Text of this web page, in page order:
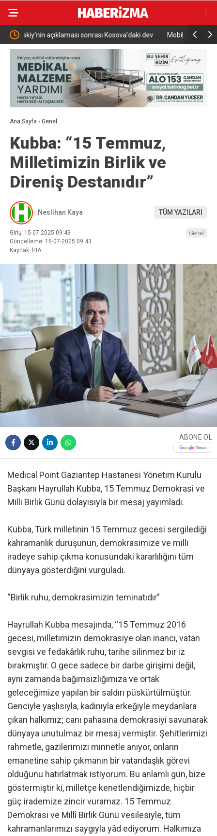
dev Mobilfest’in üçüncü durağı İznik AK
Ana Sayfa › Genel
Kubba: “15 Temmuz,
Milletimizin Birlik ve
Direniş Destanıdır”
Neslihan Kaya TÜM YAZILARI
Giriş: 15-07-2025 09:43
Güncelleme: 15-07-2025 09:43
Kaynak: İHA
Genel
ABONE OL
Medical Point Gaziantep Hastanesi Yönetim Kurulu
Başkanı Hayrullah Kubba, 15 Temmuz Demokrasi ve
Milli Birlik Günü dolayısıyla bir mesaj yayımladı.
Kubba, Türk milletinin 15 Temmuz gecesi sergilediği
kahramanlık duruşunun, demokrasimize ve milli
iradeye sahip çıkma konusundaki kararlılığını tüm
dünyaya gösterdiğini vurguladı.
“Birlik ruhu, demokrasimizin teminatıdır”
Hayrullah Kubba mesajında, “15 Temmuz 2016
gecesi, milletimizin demokrasiye olan inancı, vatan
sevgisi ve fedakârlık ruhu, tarihe silinmez bir iz
bırakmıştır. O gece sadece bir darbe girişimi değil,
aynı zamanda bağımsızlığımıza ve ortak
geleceğimize yapılan bir saldırı püskürtülmüştür.
Genciyle yaşlısıyla, kadınıyla erkeğiyle meydanlara
çıkan halkımız; canı pahasına demokrasiyi savunarak
dünyaya unutulmaz bir mesaj vermiştir. Şehitlerimizi
rahmetle, gazilerimizi minnetle anıyor, onların
emanetine sahip çıkmanın bir vatandaşlık görevi
olduğunu hatırlatmak istiyorum. Bu anlamlı gün, bize
göstermiştir ki, milletçe kenetlendiğimizde, hiçbir
güç irademize zincir vuramaz. 15 Temmuz
Demokrasi ve Millî Birlik Günü vesilesiyle, tüm
kahramanlarımızı saygıyla yâd ediyorum. Halkımıza